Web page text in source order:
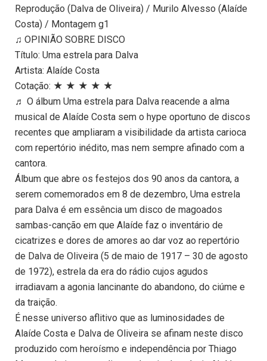
Reprodução (Dalva de Oliveira) / Murilo Alvesso (Alaíde
Costa) / Montagem g1
♫ OPINIÃO SOBRE DISCO
Título: Uma estrela para Dalva
Artista: Alaíde Costa
Cotação: ★ ★ ★ ★ ★
♬ O álbum Uma estrela para Dalva reacende a alma
musical de Alaíde Costa sem o hype oportuno de discos
recentes que ampliaram a visibilidade da artista carioca
com repertório inédito, mas nem sempre afinado com a
cantora.
Álbum que abre os festejos dos 90 anos da cantora, a
serem comemorados em 8 de dezembro, Uma estrela
para Dalva é em essência um disco de magoados
sambas-canção em que Alaíde faz o inventário de
cicatrizes e dores de amores ao dar voz ao repertório
de Dalva de Oliveira (5 de maio de 1917 – 30 de agosto
de 1972), estrela da era do rádio cujos agudos
irradiavam a agonia lancinante do abandono, do ciúme e
da traição.
É nesse universo aflitivo que as luminosidades de
Alaíde Costa e Dalva de Oliveira se afinam neste disco
produzido com heroísmo e independência por Thiago